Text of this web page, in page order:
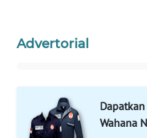
Advertorial
Wahana
NEWS
SIANTAR
NEWS